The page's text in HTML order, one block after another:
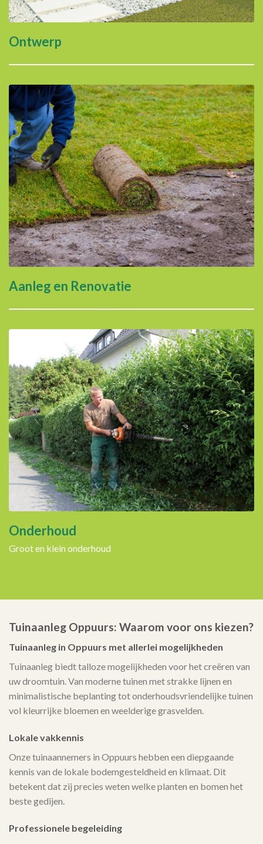
Ontwerp
Aanleg en Renovatie
Onderhoud
Groot en klein onderhoud
Tuinaanleg Oppuurs: Waarom voor ons kiezen?
Tuinaanleg in Oppuurs met allerlei mogelijkheden
Tuinaanleg biedt talloze mogelijkheden voor het creëren van
uw droomtuin. Van moderne tuinen met strakke lijnen en
minimalistische beplanting tot onderhoudsvriendelijke tuinen
vol kleurrijke bloemen en weelderige grasvelden.
Lokale vakkennis
Onze tuinaannemers in Oppuurs hebben een diepgaande
kennis van de lokale bodemgesteldheid en klimaat. Dit
betekent dat zij precies weten welke planten en bomen het
beste gedijen.
Professionele begeleiding